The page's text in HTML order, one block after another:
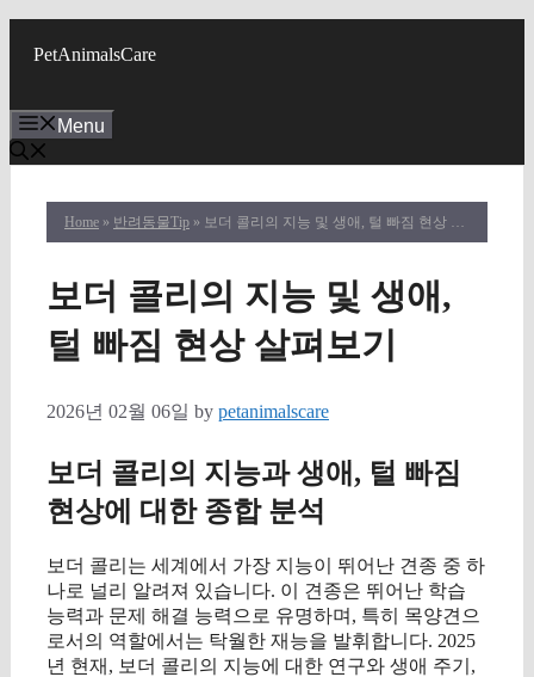
PetAnimalsCare
Menu
Home » 반려동물Tip » 보더 콜리의 지능 및 생애, 털 빠짐 현상 살펴보기
보더 콜리의 지능 및 생애,
털 빠짐 현상 살펴보기
2026년 02월 06일 by petanimalscare
보더 콜리의 지능과 생애, 털 빠짐
현상에 대한 종합 분석
보더 콜리는 세계에서 가장 지능이 뛰어난 견종 중 하
나로 널리 알려져 있습니다. 이 견종은 뛰어난 학습
능력과 문제 해결 능력으로 유명하며, 특히 목양견으
로서의 역할에서는 탁월한 재능을 발휘합니다. 2025
년 현재, 보더 콜리의 지능에 대한 연구와 생애 주기,